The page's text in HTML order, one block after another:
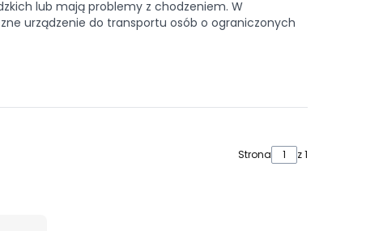
lub mają problemy z chodzeniem. W
urządzenie do transportu osób o ograniczonych
Strona z 1